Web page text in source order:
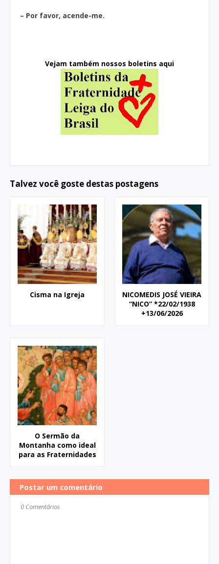
– Por favor, acende-me.
Vejam também nossos boletins aqui
Talvez você goste destas postagens
Cisma na Igreja
NICOMEDIS JOSÉ VIEIRA
“NICO” *22/02/1938
+13/06/2026
O Sermão da
Montanha como ideal
para as Fraternidades
Postar um comentário
0 Comentários